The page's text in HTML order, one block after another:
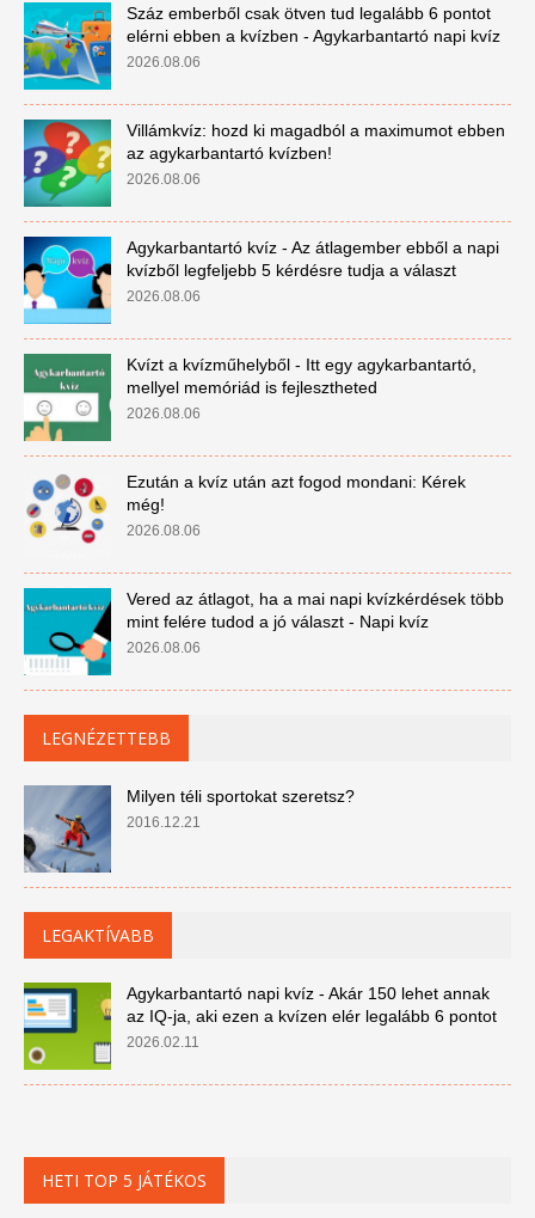
Száz emberből csak ötven tud legalább 6 pontot
elérni ebben a kvízben - Agykarbantartó napi kvíz
2026.08.06
Villámkvíz: hozd ki magadból a maximumot ebben
az agykarbantartó kvízben!
2026.08.06
Agykarbantartó kvíz - Az átlagember ebből a napi
kvízből legfeljebb 5 kérdésre tudja a választ
2026.08.06
Kvízt a kvízműhelyből - Itt egy agykarbantartó,
mellyel memóriád is fejlesztheted
2026.08.06
Ezután a kvíz után azt fogod mondani: Kérek
még!
2026.08.06
Vered az átlagot, ha a mai napi kvízkérdések több
mint felére tudod a jó választ - Napi kvíz
2026.08.06
LEGNÉZETTEBB
Milyen téli sportokat szeretsz?
2016.12.21
LEGAKTÍVABB
Agykarbantartó napi kvíz - Akár 150 lehet annak
az IQ-ja, aki ezen a kvízen elér legalább 6 pontot
2026.02.11
HETI TOP 5 JÁTÉKOS